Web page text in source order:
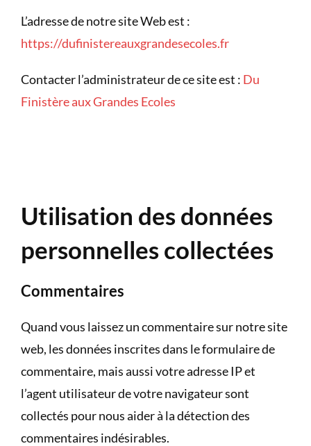
L’adresse de notre site Web est :
https://dufinistereauxgrandesecoles.fr
Contacter l’administrateur de ce site est : Du
Finistère aux Grandes Ecoles
Utilisation des données
personnelles collectées
Commentaires
Quand vous laissez un commentaire sur notre site
web, les données inscrites dans le formulaire de
commentaire, mais aussi votre adresse IP et
l’agent utilisateur de votre navigateur sont
collectés pour nous aider à la détection des
commentaires indésirables.